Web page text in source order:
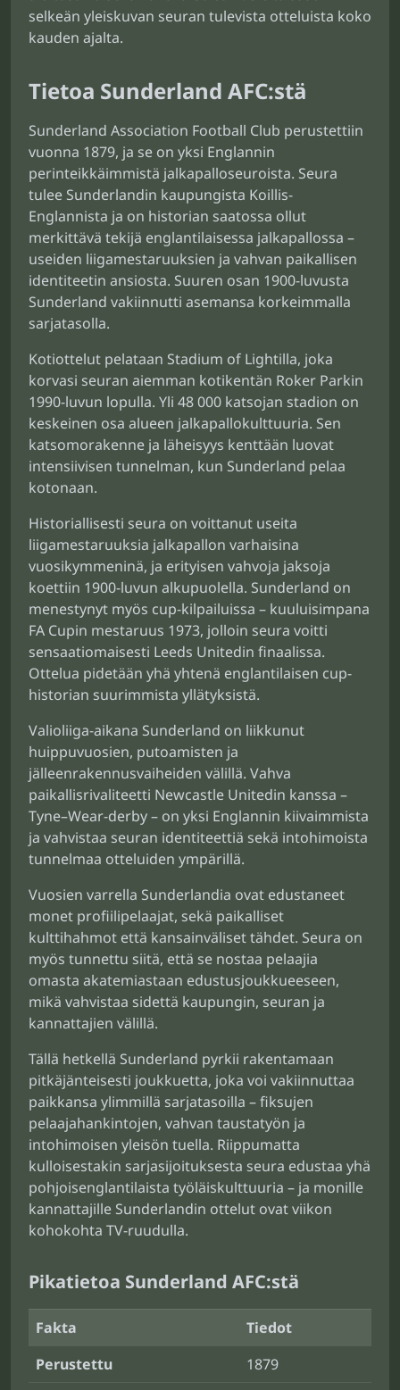
selkeän yleiskuvan seuran tulevista otteluista koko
kauden ajalta.
Tietoa Sunderland AFC:stä
Sunderland Association Football Club perustettiin
vuonna 1879, ja se on yksi Englannin
perinteikkäimmistä jalkapalloseuroista. Seura
tulee Sunderlandin kaupungista Koillis-
Englannista ja on historian saatossa ollut
merkittävä tekijä englantilaisessa jalkapallossa –
useiden liigamestaruuksien ja vahvan paikallisen
identiteetin ansiosta. Suuren osan 1900-luvusta
Sunderland vakiinnutti asemansa korkeimmalla
sarjatasolla.
Kotiottelut pelataan Stadium of Lightilla, joka
korvasi seuran aiemman kotikentän Roker Parkin
1990-luvun lopulla. Yli 48 000 katsojan stadion on
keskeinen osa alueen jalkapallokulttuuria. Sen
katsomorakenne ja läheisyys kenttään luovat
intensiivisen tunnelman, kun Sunderland pelaa
kotonaan.
Historiallisesti seura on voittanut useita
liigamestaruuksia jalkapallon varhaisina
vuosikymmeninä, ja erityisen vahvoja jaksoja
koettiin 1900-luvun alkupuolella. Sunderland on
menestynyt myös cup-kilpailuissa – kuuluisimpana
FA Cupin mestaruus 1973, jolloin seura voitti
sensaatiomaisesti Leeds Unitedin finaalissa.
Ottelua pidetään yhä yhtenä englantilaisen cup-
historian suurimmista yllätyksistä.
Valioliiga-aikana Sunderland on liikkunut
huippuvuosien, putoamisten ja
jälleenrakennusvaiheiden välillä. Vahva
paikallisrivaliteetti Newcastle Unitedin kanssa –
Tyne–Wear-derby – on yksi Englannin kiivaimmista
ja vahvistaa seuran identiteettiä sekä intohimoista
tunnelmaa otteluiden ympärillä.
Vuosien varrella Sunderlandia ovat edustaneet
monet profiilipelaajat, sekä paikalliset
kulttihahmot että kansainväliset tähdet. Seura on
myös tunnettu siitä, että se nostaa pelaajia
omasta akatemiastaan edustusjoukkueeseen,
mikä vahvistaa sidettä kaupungin, seuran ja
kannattajien välillä.
Tällä hetkellä Sunderland pyrkii rakentamaan
pitkäjänteisesti joukkuetta, joka voi vakiinnuttaa
paikkansa ylimmillä sarjatasoilla – fiksujen
pelaajahankintojen, vahvan taustatyön ja
intohimoisen yleisön tuella. Riippumatta
kulloisestakin sarjasijoituksesta seura edustaa yhä
pohjoisenglantilaista työläiskulttuuria – ja monille
kannattajille Sunderlandin ottelut ovat viikon
kohokohta TV-ruudulla.
Pikatietoa Sunderland AFC:stä
Fakta
Tiedot
Perustettu
1879